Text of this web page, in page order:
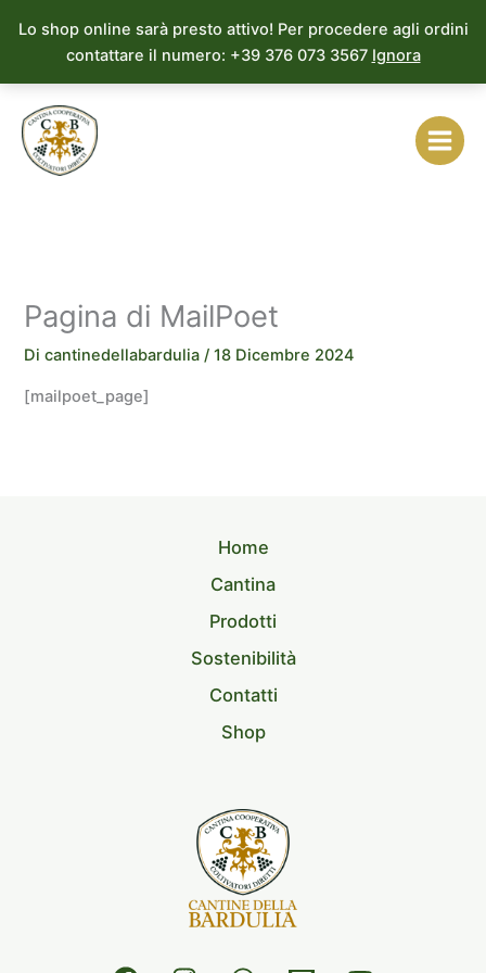
Lo shop online sarà presto attivo! Per procedere agli ordini
contattare il numero: +39 376 073 3567 Ignora
contenuto
Pagina di MailPoet
Dicantinedellabardulia/18 Dicembre 2024
[mailpoet_page]
Home
Cantina
Prodotti
Sostenibilità
Contatti
Shop